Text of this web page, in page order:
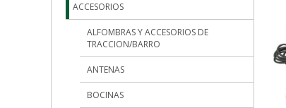
ACCESORIOS
ALFOMBRAS Y ACCESORIOS DE
TRACCION/BARRO
ANTENAS
BOCINAS